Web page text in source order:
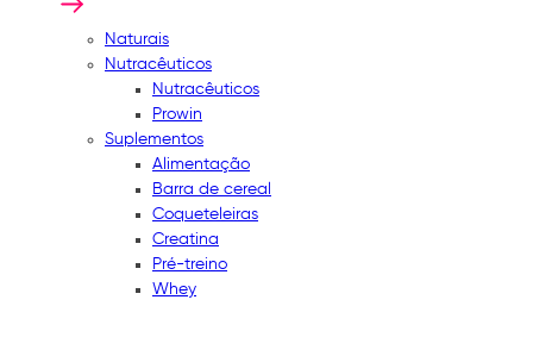
Naturais
Nutracêuticos
Nutracêuticos
Prowin
Suplementos
Alimentação
Barra de cereal
Coqueteleiras
Creatina
Pré-treino
Whey